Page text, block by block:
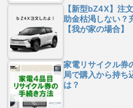
【新型bZ4X】注
助金枯渇しない？
【我が家の場合】
家電リサイクル券
局で購入から持ち
は？